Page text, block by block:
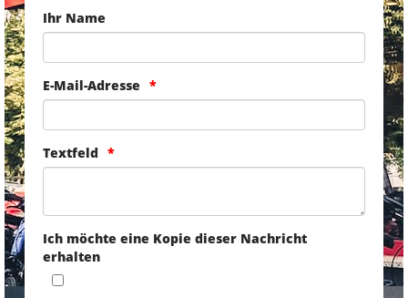
Ihr Name
E-Mail-Adresse
Textfeld
Ich möchte eine Kopie dieser Nachricht
erhalten